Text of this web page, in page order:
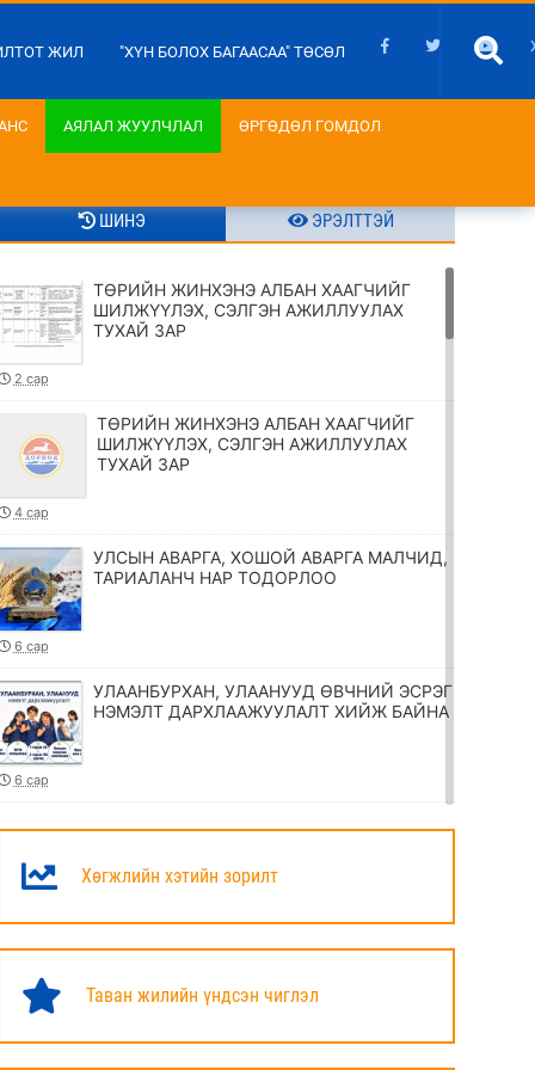
ЖИЛ "ХҮН БОЛОХ БАГААСАА" ТӨСӨЛ
АЯЛАЛ ЖУУЛЧЛАЛ ӨРГӨДӨЛ ГОМДОЛ
ШИНЭ ЭРЭЛТТЭЙ
ТӨРИЙН ЖИНХЭНЭ АЛБАН ХААГЧИЙГ
ШИЛЖҮҮЛЭХ, СЭЛГЭН АЖИЛЛУУЛАХ
ТУХАЙ ЗАР
2 сар
ТӨРИЙН ЖИНХЭНЭ АЛБАН ХААГЧИЙГ
ШИЛЖҮҮЛЭХ, СЭЛГЭН АЖИЛЛУУЛАХ
ТУХАЙ ЗАР
4 сар
УЛСЫН АВАРГА, ХОШОЙ АВАРГА МАЛЧИД,
ТАРИАЛАНЧ НАР ТОДОРЛОО
6 сар
УЛААНБУРХАН, УЛААНУУД ӨВЧНИЙ ЭСРЭГ
НЭМЭЛТ ДАРХЛААЖУУЛАЛТ ХИЙЖ БАЙНА
6 сар
ТӨРИЙН ЖИНХЭНЭ АЛБАН ХААГЧИЙГ
ТУХАЙ ЗАР
ХӨШӨӨНД ЦЭЦЭГ ӨРГӨЛӨӨ
6 сар
Хөгжлийн хэтийн зорилт
Таван жилийн үндсэн чиглэл